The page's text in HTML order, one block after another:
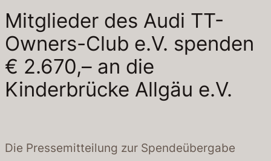
Mitglieder des Audi TT-
Owners-Club e.V. spenden
€ 2.670,– an die
Kinderbrücke Allgäu e.V.
Die Pressemitteilung zur Spendeübergabe